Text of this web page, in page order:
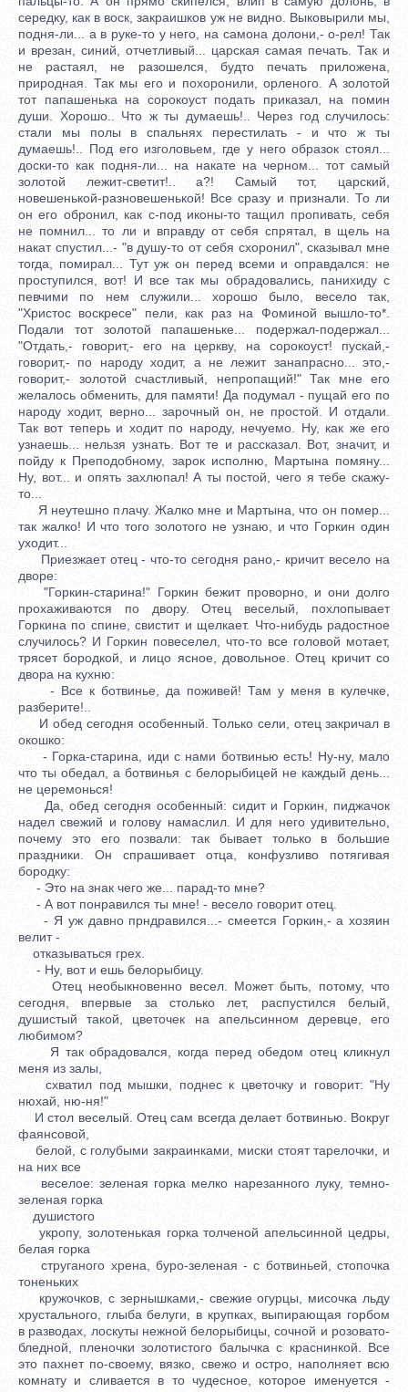
середку, как в воск, закраишков уж не видно. Выковырили мы,
подня-ли... а в руке-то у него, на самона долони,- о-рел! Так
и врезан, синий, отчетливый... царская самая печать. Так и
не растаял, не разошелся, будто печать приложена,
природная. Так мы его и похоронили, орленого. А золотой
тот папашенька на сорокоуст подать приказал, на помин
души. Хорошо.. Что ж ты думаешь!.. Через год случилось:
стали мы полы в спальнях перестилать - и что ж ты
думаешь!.. Под его изголовьем, где у него образок стоял...
доски-то как подня-ли... на накате на черном... тот самый
золотой лежит-светит!.. а?! Самый тот, царский,
новешенькой-разновешенькой! Все сразу и признали. То ли
он его обронил, как с-под иконы-то тащил пропивать, себя
не помнил... то ли и вправду от себя спрятал, в щель на
накат спустил...- "в душу-то от себя схоронил", сказывал мне
тогда, помирал... Тут уж он перед всеми и оправдался: не
проступился, вот! И все так мы обрадовались, панихиду с
певчими по нем служили... хорошо было, весело так,
"Христос воскресе" пели, как раз на Фоминой вышло-то*.
Подали тот золотой папашеньке... подержал-подержал...
"Отдать,- говорит,- его на церкву, на сорокоуст! пускай,-
говорит,- по народу ходит, а не лежит занапрасно... это,-
говорит,- золотой счастливый, непропащий!" Так мне его
желалось обменить, для памяти! Да подумал - пущай его по
народу ходит, верно... зарочный он, не простой. И отдали.
Так вот теперь и ходит по народу, нечуемо. Ну, как же его
узнаешь... нельзя узнать. Вот те и рассказал. Вот, значит, и
пойду к Преподобному, зарок исполню, Мартына помяну...
Ну, вот... и опять захлюпал! А ты постой, чего я тебе скажу-
то...
Я неутешно плачу. Жалко мне и Мартына, что он помер...
так жалко! И что того золотого не узнаю, и что Горкин один
уходит...
Приезжает отец - что-то сегодня рано,- кричит весело на
дворе:
"Горкин-старина!" Горкин бежит проворно, и они долго
прохаживаются по двору. Отец веселый, похлопывает
Горкина по спине, свистит и щелкает. Что-нибудь радостное
случилось? И Горкин повеселел, что-то все головой мотает,
трясет бородкой, и лицо ясное, довольное. Отец кричит со
двора на кухню:
- Все к ботвинье, да поживей! Там у меня в кулечке,
разберите!..
И обед сегодня особенный. Только сели, отец закричал в
окошко:
- Горка-старина, иди с нами ботвинью есть! Ну-ну, мало
что ты обедал, а ботвинья с белорыбицей не каждый день...
не церемонься!
Да, обед сегодня особенный: сидит и Горкин, пиджачок
надел свежий и голову намаслил. И для него удивительно,
почему это его позвали: так бывает только в большие
праздники. Он спрашивает отца, конфузливо потягивая
бородку:
- Это на знак чего же... парад-то мне?
- А вот понравился ты мне! - весело говорит отец.
- Я уж давно прндравился...- смеется Горкин,- а хозяин
велит -
отказываться грех.
- Ну, вот и ешь белорыбицу.
Отец необыкновенно весел. Может быть, потому, что
сегодня, впервые за столько лет, распустился белый,
душистый такой, цветочек на апельсинном деревце, его
любимом?
Я так обрадовался, когда перед обедом отец кликнул
меня из залы,
схватил под мышки, поднес к цветочку и говорит: "Ну
нюхай, ню-ня!"
И стол веселый. Отец сам всегда делает ботвинью. Вокруг
фаянсовой,
белой, с голубыми закраинками, миски стоят тарелочки, и
на них все
веселое: зеленая горка мелко нарезанного луку, темно-
зеленая горка
душистого
укропу, золотенькая горка толченой апельсинной цедры,
белая горка
струганого хрена, буро-зеленая - с ботвиньей, стопочка
тоненьких
кружочков, с зернышками,- свежие огурцы, мисочка льду
хрустального, глыба белуги, в крупках, выпирающая горбом
в разводах, лоскуты нежной белорыбицы, сочной и розовато-
бледной, пленочки золотистого балычка с краснинкой. Все
это пахнет по-своему, вязко, свежо и остро, наполняет всю
комнату и сливается в то чудесное, которое именуется -